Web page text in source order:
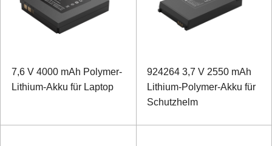
7,6 V 4000 mAh Polymer-
Lithium-Akku für Laptop
924264 3,7 V 2550 mAh
Lithium-Polymer-Akku für
Schutzhelm